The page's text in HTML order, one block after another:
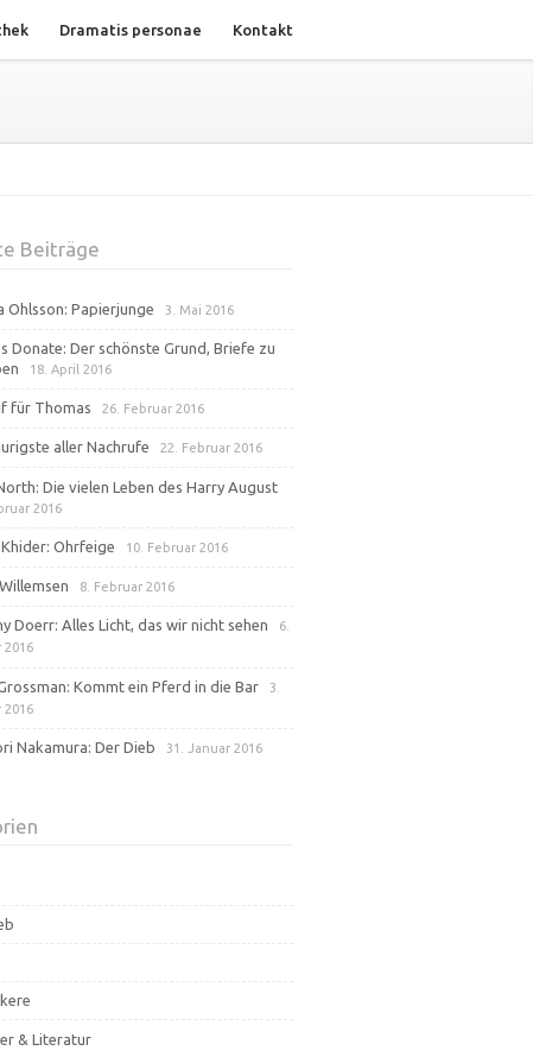
Dramatis personae Kontakt
Beiträge
Ohlsson: Papierjunge 3. Mai 2016
Donate: Der schönste Grund, Briefe zu
18. April 2016
für Thomas 26. Februar 2016
aller Nachrufe 22. Februar 2016
Die vielen Leben des Harry August
2016
Ohrfeige 10. Februar 2016
8. Februar 2016
Doerr: Alles Licht, das wir nicht sehen
6.
2016
Kommt ein Pferd in die Bar
3.
2016
Nakamura: Der Dieb 31. Januar 2016
& Literatur